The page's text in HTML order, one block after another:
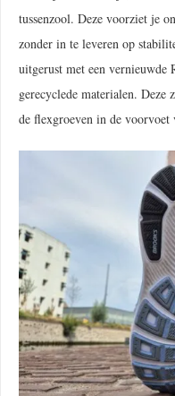
tussenzool. Deze voorziet je
zonder in te leveren op
uitgerust met een vernieuwde
gerecyclede materialen.
de flexgroeven in de voorvoet